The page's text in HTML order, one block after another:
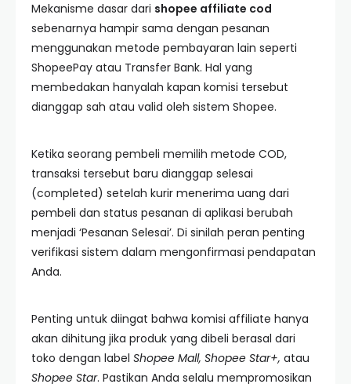
Mekanisme dasar dari shopee affiliate cod
sebenarnya hampir sama dengan pesanan
menggunakan metode pembayaran lain seperti
ShopeePay atau Transfer Bank. Hal yang
membedakan hanyalah kapan komisi tersebut
dianggap sah atau valid oleh sistem Shopee.
Ketika seorang pembeli memilih metode COD,
transaksi tersebut baru dianggap selesai
(completed) setelah kurir menerima uang dari
pembeli dan status pesanan di aplikasi berubah
menjadi ‘Pesanan Selesai’. Di sinilah peran penting
verifikasi sistem dalam mengonfirmasi pendapatan
Anda.
Penting untuk diingat bahwa komisi affiliate hanya
akan dihitung jika produk yang dibeli berasal dari
toko dengan label Shopee Mall, Shopee Star+, atau
Shopee Star. Pastikan Anda selalu mempromosikan